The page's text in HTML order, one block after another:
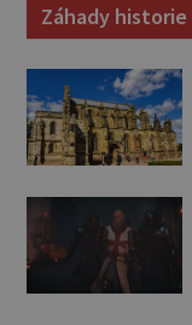
Záhady historie